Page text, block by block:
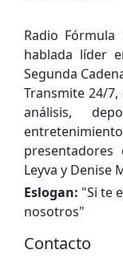
Radio
hablada líder
Segunda
Transmite 24/
análisis,
Leyva y Denise
Eslogan: "Si te
nosotros"
Contacto